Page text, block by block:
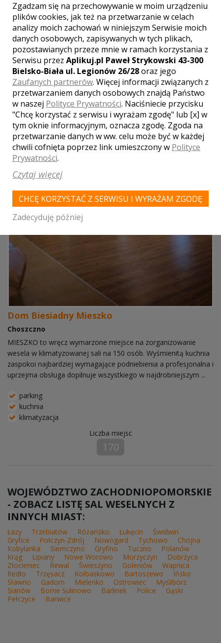
KRĄG
LOKALE WESELNE Z MIASTACHOSZCZNO
WYNIKÓW:
Dom Biesiadny Mieszko
Choszczno
MIESZKO to wręcz wymarzone miejsce na zorganizowanie
wesela w klimatyzowanej sali na 150 osób. Wyśmienitą kuchnia
zaspokoi najbardziej wymagające podniebienia a profesjonalna i
uprzejma obsługa dopilnuje wszystkiego w najdrobniejszym ...
parking
kuchnia
klimatyzacja
Liczba miejsc
170
WOJEWÓDZTWO ZACHODNIOPOMORSKIE
- ZOBACZ LISTĘ SAL WESELNYCH Z
INNYCH MIAST:
Łazy Trzebiatów Różańsko Łukęcin
Świdwin
Gryfice
Połczyn-Zdrój Nowogard Tychowo
Chojna
Kobylanka
Siemczyno Gryfino Tuczno
Polanów
Krąg
Lipiany Nowe Worowo Morzyczyn
Dobrzyca
Złocieniec
Rewal Świeszyno Goleniów
Wapnica
Redło
Trzęsacz Kołbaskowo Bartoszewo
Ińsko
Sławno
Gadom Mielenko Ostrowiec
Myślibórz
Sianów
Borne Sulinowo Barlinek Police
Gąski
Pełczyce
Barwice
Zgadzam się na przechowywanie w moim urządzeniu
plików cookies, jak też na przetwarzanie w celach
analizy moich zachowań w niniejszym Serwisie moich
danych osobowych, zapisywanych w tych plikach,
pozostawianych przeze mnie w ramach korzystania z
Serwisu przez Aplikuj.pl Paweł Strykowski 43-300
Bielsko-Biała ul. Legionów 26/28oraz jego
Zaufanych partnerów. Więcej informacji związanych z
przetwarzaniem danych osobowych znajdą Państwo
w naszej Polityce Prywatności. Naciśniecie przycisku
"Chcę korzystać z serwisu i wyrażam zgodę" lub [x] w
tym oknie informacyjnym, oznacza zgodę. Zgoda na
przetwarzanie danych w ww. celu może być w każdej
chwili cofnięta poprzez link umieszczony w Polityce
Prywatności.
Czytaj więcej
CHCĘ KORZYSTAĆ Z SERWISU I WYRAŻAM ZGODĘ
Zadecyduję później